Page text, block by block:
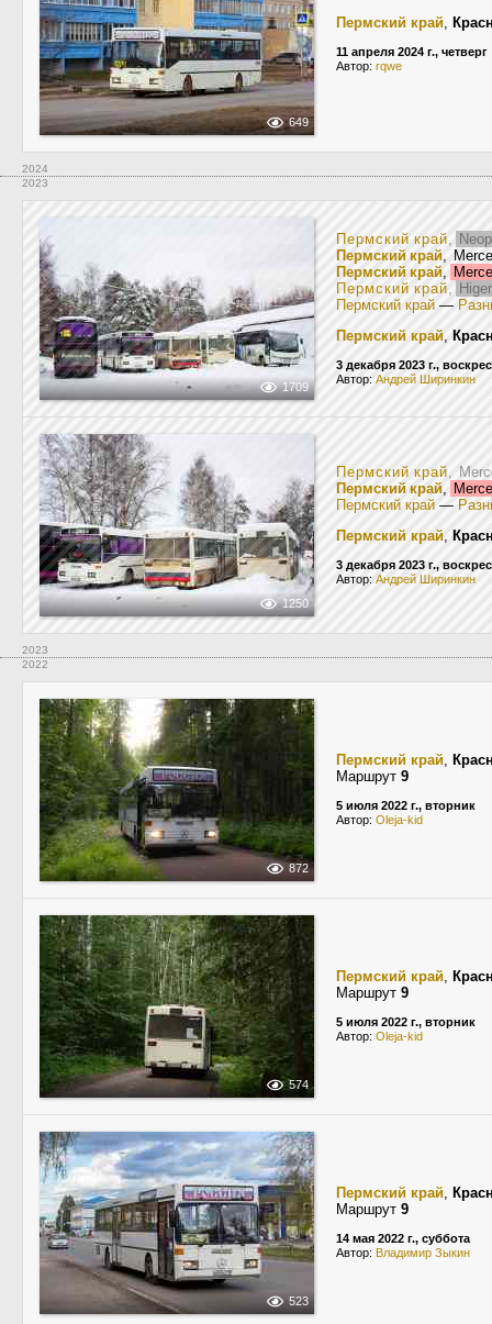
649
Пермский край,
11 апреля 2024 г., четверг
Автор: rqwe
2024
2023
1709
Пермский край,
Пермский край,
Пермский край,
Пермский край,
Пермский край —
Пермский край,
3 декабря 2023 г.,
Автор: Андрей Ширинкин
1250
Пермский край,
Пермский край,
Пермский край —
Пермский край,
3 декабря 2023 г.,
Автор: Андрей Ширинкин
2023
2022
872
Пермский край,
Маршрут 9
5 июля 2022 г., вторник
Автор: Oleja-kid
574
Пермский край,
Маршрут 9
5 июля 2022 г., вторник
Автор: Oleja-kid
523
Пермский край,
Маршрут 9
14 мая 2022 г., суббота
Автор: Владимир Зыкин